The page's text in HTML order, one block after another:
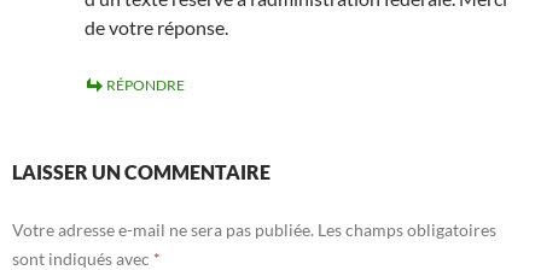
de votre réponse.
RÉPONDRE
LAISSER UN COMMENTAIRE
Votre adresse e-mail ne sera pas publiée. Les champs obligatoires
sont indiqués avec *